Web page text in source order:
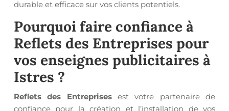
durable et efficace sur vos clients potentiels.
Pourquoi faire confiance à
Reflets des Entreprises pour
vos enseignes publicitaires à
Istres ?
Reflets des Entreprisesest votre partenaire de
confiance pour la création et l’installation de vos